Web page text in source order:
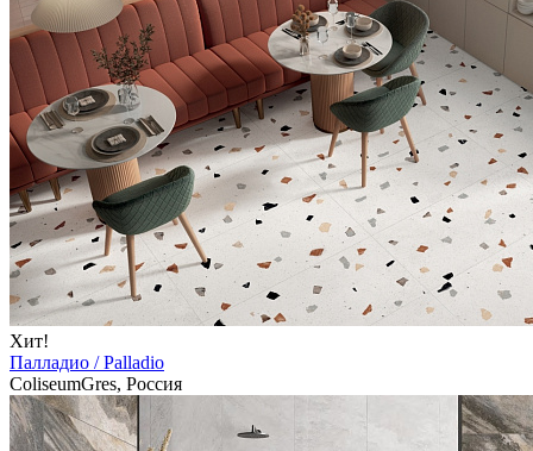
Хит!
Палладио / Palladio
ColiseumGres, Россия